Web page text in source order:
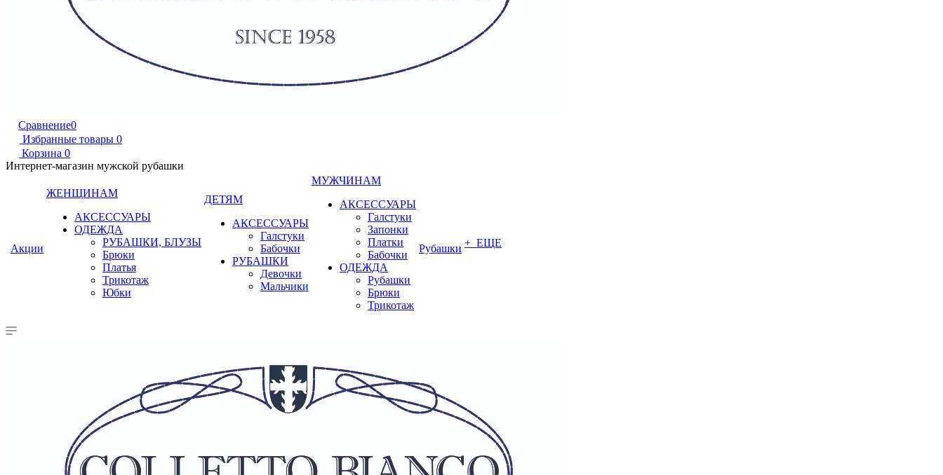
Сравнение0
Избранные товары 0
Корзина 0
Интернет-магазин мужской рубашки
Акции
ЖЕНЩИНАМ
АКСЕССУАРЫ
ОДЕЖДА
РУБАШКИ, БЛУЗЫ
Брюки
Платья
Трикотаж
Юбки
ДЕТЯМ
АКСЕССУАРЫ
Галстуки
Бабочки
РУБАШКИ
Девочки
Мальчики
МУЖЧИНАМ
АКСЕССУАРЫ
Галстуки
Запонки
Платки
Бабочки
ОДЕЖДА
Рубашки
Брюки
Трикотаж
Рубашки + ЕЩЕ